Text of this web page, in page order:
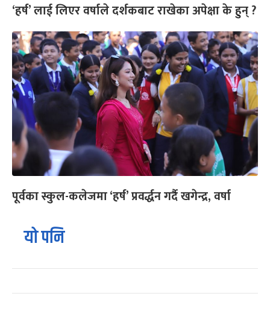
‘हर्ष’ लाई लिएर वर्षाले दर्शकबाट राखेका अपेक्षा के हुन् ?
पूर्वका स्कुल-कलेजमा ‘हर्ष’ प्रवर्द्धन गर्दै खगेन्द्र, वर्षा
यो पनि